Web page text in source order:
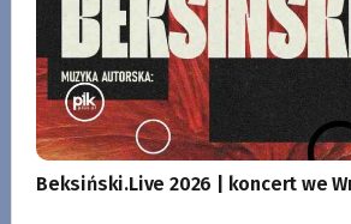
Beksiński.Live 2026 | koncert we